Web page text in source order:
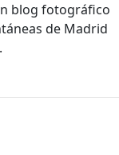
blog fotográfico
de Madrid